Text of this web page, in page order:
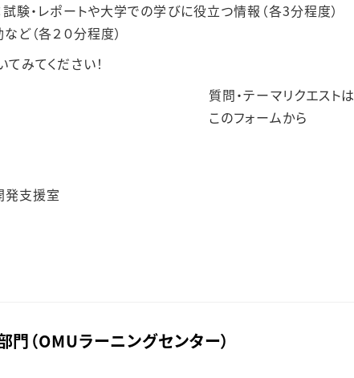
・レポートや大学での学びに役立つ情報（各3分程度）
ど（各２０分程度）
みてください！
質問・テーマリクエストは
このフォームから
発支援室
（OMUラーニングセンター）